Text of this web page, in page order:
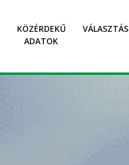
KÖZÉRDEKŰ
ADATOK
VÁLASZTÁS